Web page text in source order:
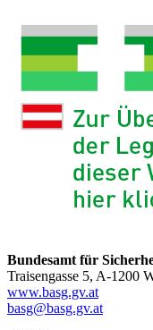
Bundesamt für
Traisengasse 5, A-1200
www.basg.gv.at
basg@basg.gv.at